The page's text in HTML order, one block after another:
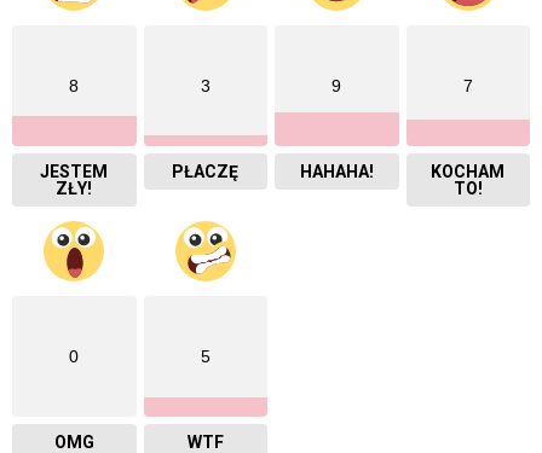
8
JESTEM
ZŁY!
3
PŁACZĘ
9
HAHAHA!
7
KOCHAM
TO!
0
OMG
5
WTF